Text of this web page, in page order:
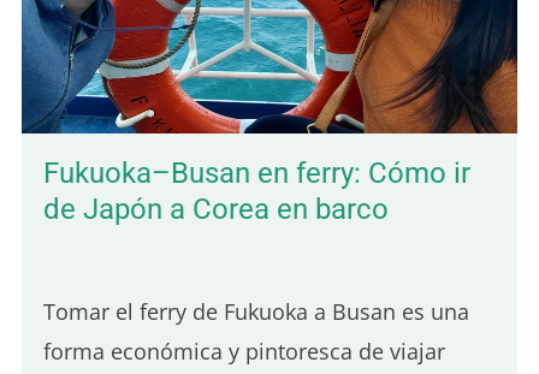
presente y el paisaje es verde y frondoso.
También encontrarás bungalows
económicos rodeados de…
Fukuoka–Busan en ferry: Cómo ir
de Japón a Corea en barco
Tomar el ferry de Fukuoka a Busan es una
forma económica y pintoresca de viajar